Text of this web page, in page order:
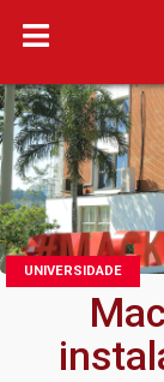
UNIVERSIDADE